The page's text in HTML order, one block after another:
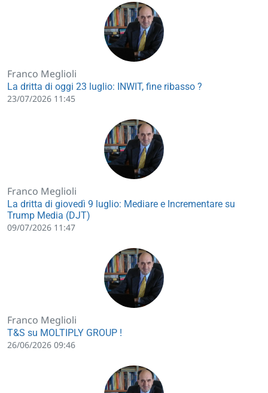
Franco Meglioli
La dritta di oggi 23 luglio: INWIT, fine ribasso ?
23/07/2026 11:45
Franco Meglioli
La dritta di giovedì 9 luglio: Mediare e Incrementare su
Trump Media (DJT)
09/07/2026 11:47
Franco Meglioli
T&S su MOLTIPLY GROUP !
26/06/2026 09:46